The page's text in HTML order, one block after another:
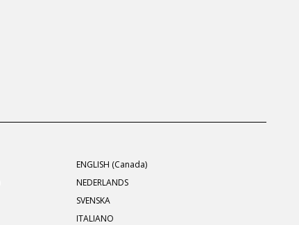
ENGLISH (Canada)
NEDERLANDS
SVENSKA
ITALIANO